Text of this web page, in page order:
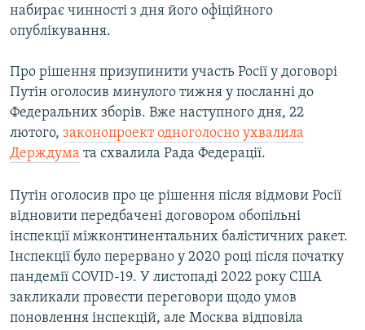
набирає чинності з дня його офіційного
опублікування.
Про рішення призупинити участь Росії у договорі
Путін оголосив минулого тижня у посланні до
Федеральних зборів. Вже наступного дня, 22
лютого, законопроект одноголосно ухвалила
Держдума та схвалила Рада Федерації.
Путін оголосив про це рішення після відмови Росії
відновити передбачені договором обопільні
інспекції міжконтинентальних балістичних ракет.
Інспекції було перервано у 2020 році після початку
пандемії COVID-19. У листопаді 2022 року США
закликали провести переговори щодо умов
поновлення інспекцій, але Москва відповіла